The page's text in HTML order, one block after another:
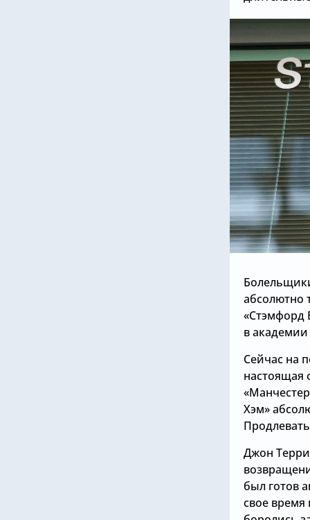
абсолютно
«Стэмфорд
в академии
Сейчас на
настоящая
Хэм»
Джон
был готов
свое время